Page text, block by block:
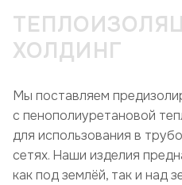
ХОЛДИНГ
Мы поставляем
с пенополиуретановой
для использования в
сетях. Наши изделия
как под землёй, так и над